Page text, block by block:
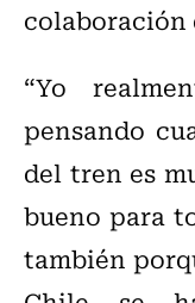
colaboración
“Yo
pensando
del tren es
bueno para
también